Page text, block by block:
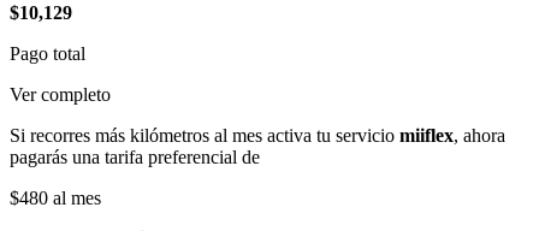
$10,129
Pago total
Ver completo
Si recorres más kilómetros al mes activa tu servicio miiflex, ahora
pagarás una tarifa preferencial de
$480 al mes